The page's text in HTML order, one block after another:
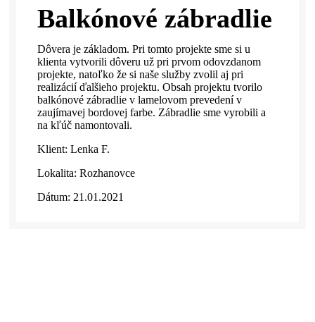
Balkónové zábradlie
Dôvera je základom. Pri tomto projekte sme si u
klienta vytvorili dôveru už pri prvom odovzdanom
projekte, natoľko že si naše služby zvolil aj pri
realizácií ďalšieho projektu. Obsah projektu tvorilo
balkónové zábradlie v lamelovom prevedení v
zaujímavej bordovej farbe. Zábradlie sme vyrobili a
na kľúč namontovali.
Klient: Lenka F.
Lokalita: Rozhanovce
Dátum: 21.01.2021